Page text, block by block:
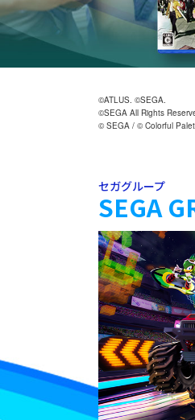
©ATLUS. ©SEGA.
©SEGA All Rights
© SEGA / © Colorful
セガグループ
SEGA